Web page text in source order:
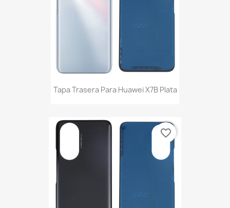
Tapa Trasera Para Huawei X7B Plata
favorite_border